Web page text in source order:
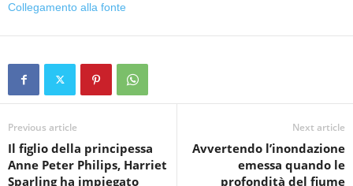
Collegamento alla fonte
Previous article
Il figlio della principessa
Anne Peter Philips, Harriet
Sparling ha impiegato
Next article
Avvertendo l’inondazione
emessa quando le
profondità del fiume